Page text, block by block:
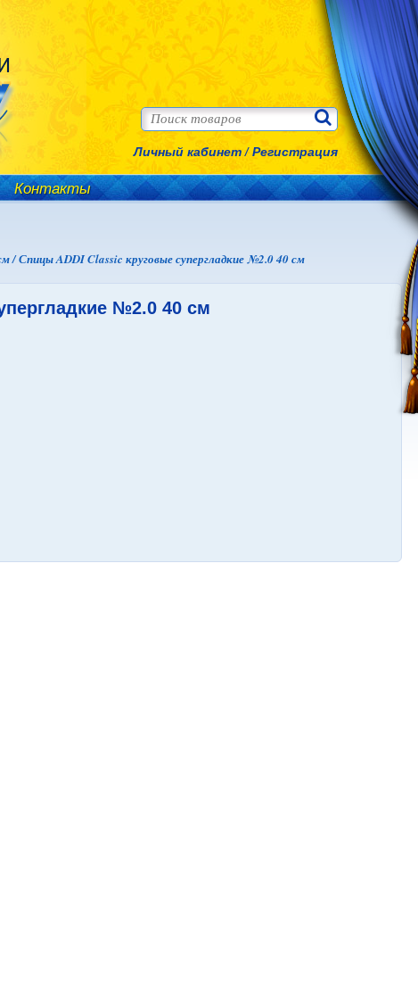
Личный кабинет/Регистрация
Контакты
/Спицы ADDI Classic круговые супергладкие №2.0 40 см
№2.0 40 см